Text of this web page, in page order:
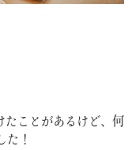
ことがあるけど、何
た！